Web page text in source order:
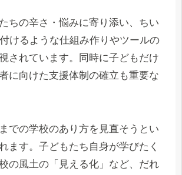
ちの辛さ・悩みに寄り添い、ちい
けるような仕組み作りやツールの
されています。同時に子どもだけ
に向けた支援体制の確立も重要な
での学校のあり方を見直そうとい
ます。子どもたち自身が学びたく
の風土の「見える化」など、だれ